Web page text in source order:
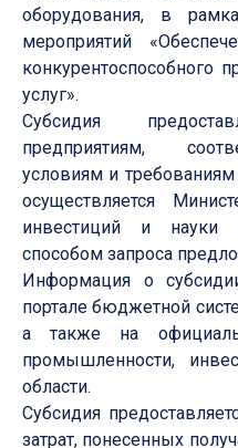
оборудования, в
мероприятий
конкурентоспособного
услуг».
Субсидия
предприятиям,
условиям и
осуществляется
инвестиций и науки
способом запроса
Информация о
портале бюджетной
а также на
промышленности,
области.
Субсидия
затрат, понесенных